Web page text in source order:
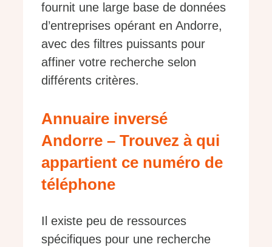
fournit une large base de données
d’entreprises opérant en Andorre,
avec des filtres puissants pour
affiner votre recherche selon
différents critères.
Annuaire inversé
Andorre – Trouvez à qui
appartient ce numéro de
téléphone
Il existe peu de ressources
spécifiques pour une recherche